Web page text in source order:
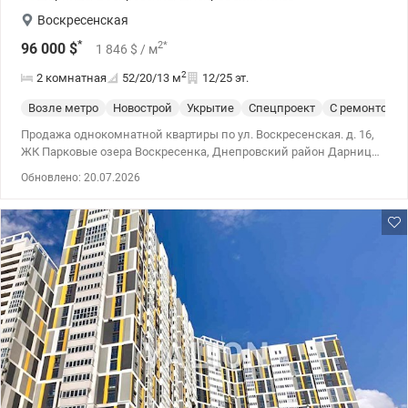
Воскресенская
96 000 $* 1 846 $ / м2*
2 комнатная 52/20/13 м2 12/25 эт.
Возле метро Новострой Укрытие Спецпроект
С ремонтом
Продажа однокомнатной квартиры по ул. Воскресенская. д. 16,
ЖК Парковые озера Воскресенка, Днепровский район Дарница
проживанию. Продуманная планировка обеспечивает
максимум пространства и комфорта. Большая кухня станет
излюбленным местом для семейных ужинов и теплых встреч с
друзьями. Преимущества квартиры: ✔ качественный ремонт –
без дополнительных затрат; ✔ просторная жилая комната; ✔
Большая кухня 13 м²; ✔ комфортный 12-й этаж с красивым
видом из окон; ✔ современное здание со скоростными
лифтами и ухоженной придомовой территорией. Преимущества
ЖК «Парковые Озера»: • закрытая и ухоженная территория; •
рядом парк «Победа» с озерами, зонами для прогулок и отдыха;
• детские и спортивные площадки; • магазины, супермаркеты,
Обновлено: 20.07.2026